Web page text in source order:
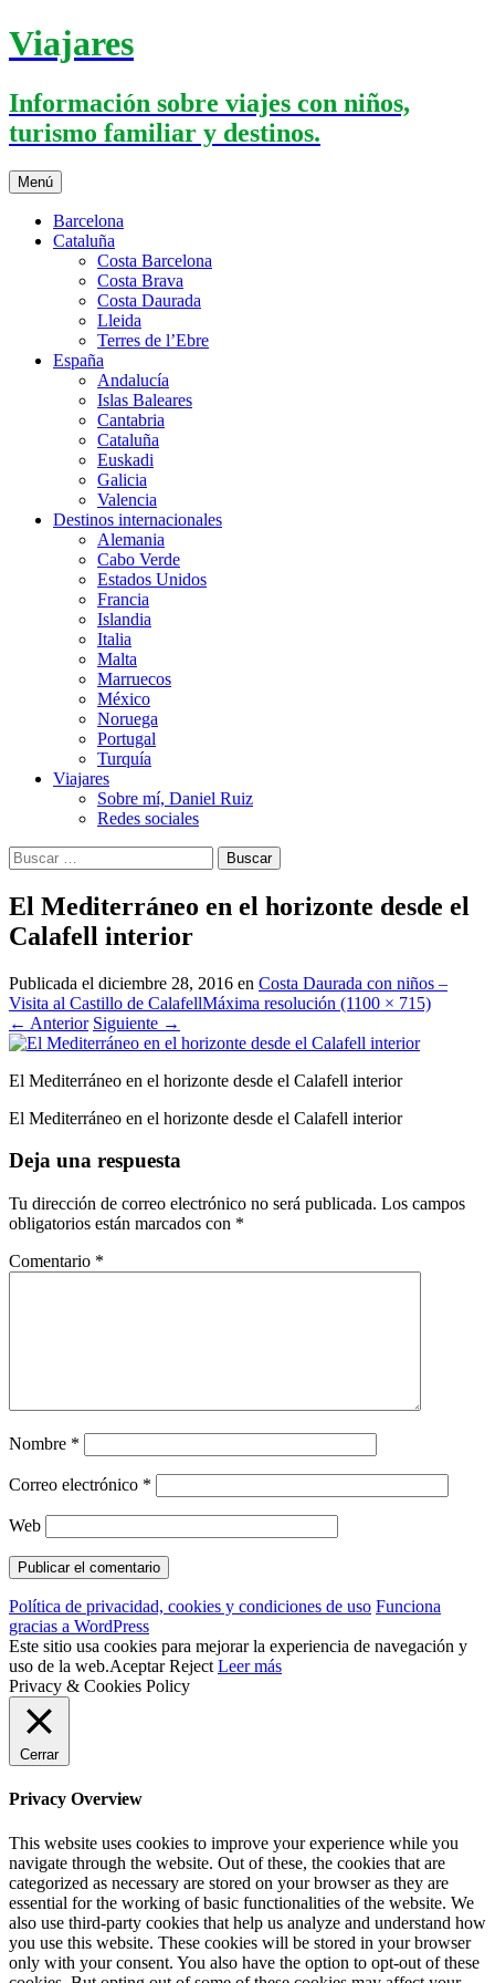
Saltar
al
Viajares
Información sobre viajes con niños,
turismo familiar y destinos.
Menú
Barcelona
Cataluña
Costa Barcelona
Costa Brava
Costa Daurada
Lleida
Terres de l’Ebre
España
Andalucía
Islas Baleares
Cantabria
Cataluña
Euskadi
Galicia
Valencia
Destinos internacionales
Alemania
Cabo Verde
Estados Unidos
Francia
Islandia
Italia
Malta
Marruecos
México
Noruega
Portugal
Turquía
Viajares
Sobre mí, Daniel Ruiz
Redes sociales
Buscar:
El Mediterráneo en el horizonte desde el
Calafell interior
Publicada el diciembre 28, 2016 en Costa Daurada con niños –
Visita al Castillo de CalafellMáxima resolución (1100 × 715)
← Anterior Siguiente →
El Mediterráneo en el horizonte desde el Calafell interior
El Mediterráneo en el horizonte desde el Calafell interior
Deja una respuesta
Tu dirección de correo electrónico no será publicada. Los campos
obligatorios están marcados con *
Comentario *
Nombre *
Correo electrónico *
Web
Política de privacidad, cookies y condiciones de uso Funciona
gracias a WordPress
Este sitio usa cookies para mejorar la experiencia de navegación y
uso de la web.Aceptar Reject Leer más
Privacy & Cookies Policy
Cerrar
Privacy Overview
This website uses cookies to improve your experience while you
navigate through the website. Out of these, the cookies that are
categorized as necessary are stored on your browser as they are
essential for the working of basic functionalities of the website. We
also use third-party cookies that help us analyze and understand how
you use this website. These cookies will be stored in your browser
only with your consent. You also have the option to opt-out of these